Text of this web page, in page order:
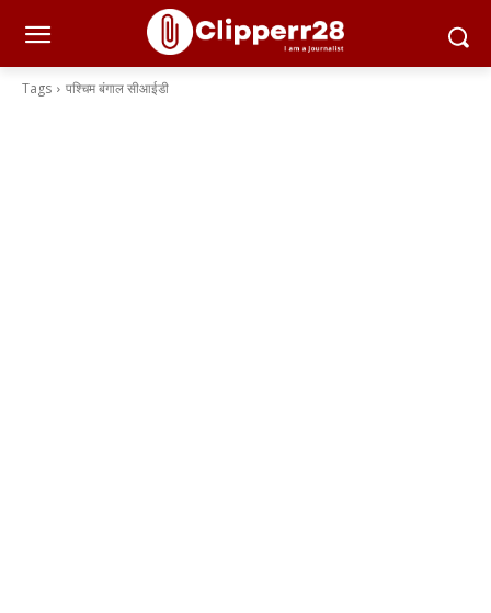
Tags पश्चिम बंगाल सीआईडी